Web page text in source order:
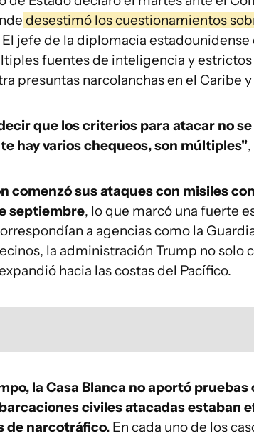
desestimó los cuestionamientos
El jefe de la diplomacia
fuentes de inteligencia y
presuntas narcolanchas en el Caribe y
que los criterios para atacar no
hay varios chequeos, son múltiples"
comenzó sus ataques con misiles
septiembre, lo que marcó una fuerte
a agencias como la
la administración Trump no solo
hacia las costas del Pacífico.
la Casa Blanca no aportó
civiles atacadas estaban
de narcotráfico. En cada uno de los